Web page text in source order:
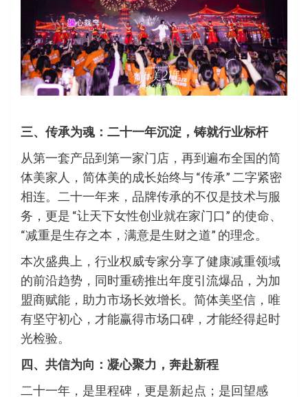
三、传承为魂：二十一年沉淀，铸就行业标杆
从第一套产品到第一家门店，再到遍布全国的简
体美家人，简体美的成长始终与 “传承” 二字紧密
相连。二十一年来，品牌传承的不仅是技术与服
务，更是 “让天下女性创业就在家门口” 的使命、
“减重是生存之本，满意是生财之道” 的理念。
本次盛典上，行业权威专家分享了健康减重领域
的前沿趋势，同时重磅推出年度引流爆品，为加
盟商赋能，助力市场长效增长。简体美坚信，唯
有坚守初心，才能赢得市场口碑，才能经得起时
光检验。
四、共信为向：凝心聚力，奔赴新程
二十一年，是里程碑，更是新起点；是回望感